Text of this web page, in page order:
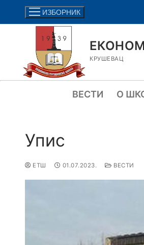
ИЗБОРНИК
КРУШЕВАЦ
ВЕСТИ О
Упис
ЕТШ 01.07.2023. ВЕСТИ